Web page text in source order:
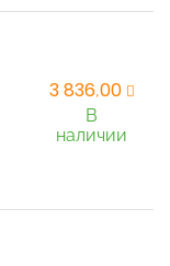
3 836,00
В
наличии